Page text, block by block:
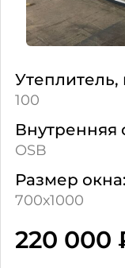
Утеплитель,
100
Внутренняя
OSB
Размер окна:
700х1000
220 000